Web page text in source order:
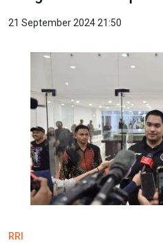
21 September 2024 21:50
RRI